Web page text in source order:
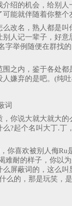
绍的机会，给别人
能就伴随着你整个
改名，熟人都是叫
人记一辈子，好意
字举例随便在群找
围之内，鉴于各处都
嫌弃的是吧。(纯
词
你说大就大就大的
?起个名叫大丁.丁
你喜欢被别人侮Ru
难耐的样子，你以
屏蔽词的，这么叫
么的，那是玩笑，